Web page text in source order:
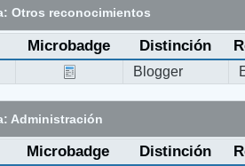
Otros reconocimientos
Microbadge Distinción
Blogger
Administración
Microbadge Distinción